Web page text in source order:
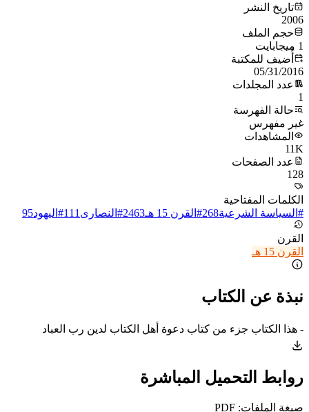
تاريخ النشر
2006
حجم الملف
1 ميجابايت
أُضيف للمكتبة
05/31/2016
عدد المجلدات
1
حالة الفهرسة
غير مفهرس
المشاهدات
11K
عدد الصفحات
128
الكلمات المفتاحية
# السياسة الشرعية268
# القرن 15 هـ 2463
# النصارى 111
# اليهود95
القرن
القرن 15 هـ
نبذة عن الكتاب
- هذا الكتاب جزء من كتاب دعوة أهل الكتاب لدين رب العباد
روابط التحميل المباشرة
صيغة الملفات: PDF